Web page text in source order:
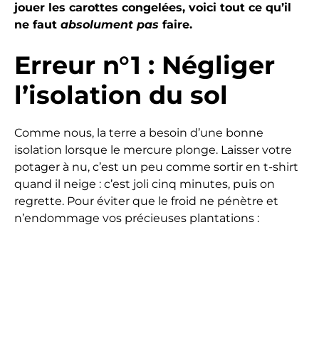
jouer les carottes congelées, voici tout ce qu’il
ne faut absolument pas faire.
Erreur n°1 : Négliger
l’isolation du sol
Comme nous, la terre a besoin d’une bonne
isolation lorsque le mercure plonge. Laisser votre
potager à nu, c’est un peu comme sortir en t-shirt
quand il neige : c’est joli cinq minutes, puis on
regrette. Pour éviter que le froid ne pénètre et
n’endommage vos précieuses plantations :